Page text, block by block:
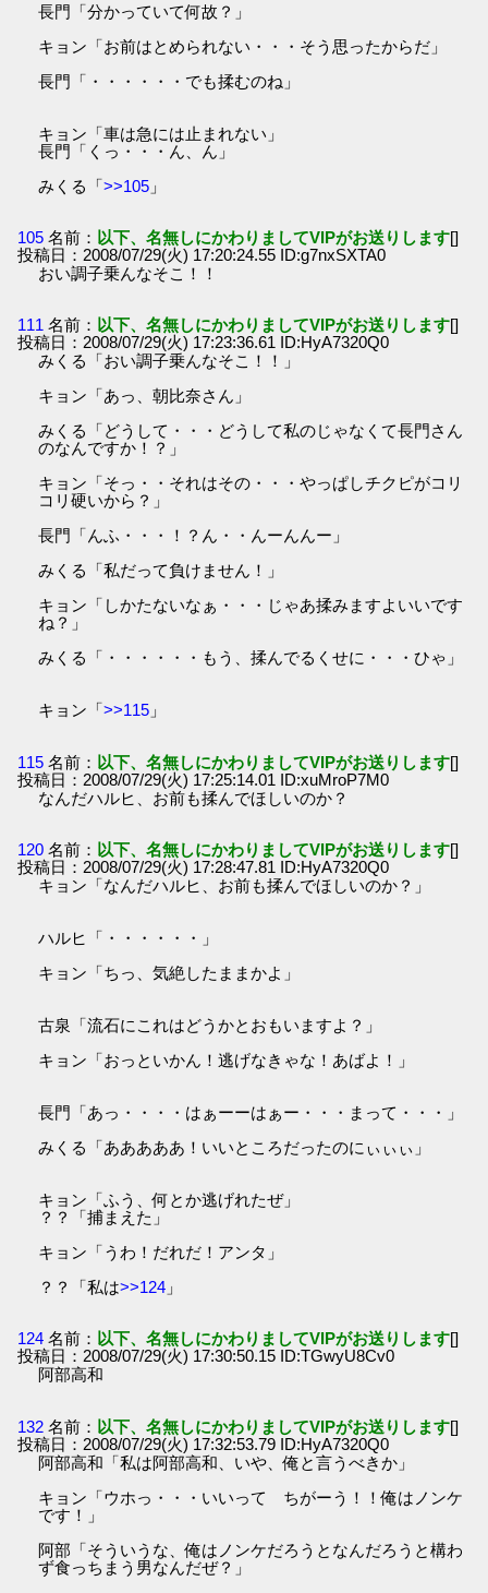
長門「分かっていて何故？」
キョン「お前はとめられない・・・そう思ったからだ」
長門「・・・・・・でも揉むのね」
キョン「車は急には止まれない」
長門「くっ・・・ん、ん」
みくる「>>105 」
105 名前： 以下、名無しにかわりましてVIPがお送りします[]
投稿日：2008/07/29(火) 17:20:24.55 ID:g7nxSXTA0
おい調子乗んなそこ！！
111 名前： 以下、名無しにかわりましてVIPがお送りします[]
投稿日：2008/07/29(火) 17:23:36.61 ID:HyA7320Q0
みくる「おい調子乗んなそこ！！」
キョン「あっ、朝比奈さん」
みくる「どうして・・・どうして私のじゃなくて長門さん
のなんですか！？」
キョン「そっ・・それはその・・・やっぱしチクピがコリ
コリ硬いから？」
長門「んふ・・・！？ん・・んーんんー」
みくる「私だって負けません！」
キョン「しかたないなぁ・・・じゃあ揉みますよいいです
ね？」
みくる「・・・・・・もう、揉んでるくせに・・・ひゃ」
キョン「>>115 」
115 名前： 以下、名無しにかわりましてVIPがお送りします[]
投稿日：2008/07/29(火) 17:25:14.01 ID:xuMroP7M0
なんだハルヒ、お前も揉んでほしいのか？
120 名前： 以下、名無しにかわりましてVIPがお送りします[]
投稿日：2008/07/29(火) 17:28:47.81 ID:HyA7320Q0
キョン「なんだハルヒ、お前も揉んでほしいのか？」
ハルヒ「・・・・・・」
キョン「ちっ、気絶したままかよ」
古泉「流石にこれはどうかとおもいますよ？」
キョン「おっといかん！逃げなきゃな！あばよ！」
長門「あっ・・・・はぁーーはぁー・・・まって・・・」
みくる「あああああ！いいところだったのにぃぃぃ」
キョン「ふう、何とか逃げれたぜ」
？？「捕まえた」
キョン「うわ！だれだ！アンタ」
？？「私は>>124 」
124 名前： 以下、名無しにかわりましてVIPがお送りします[]
投稿日：2008/07/29(火) 17:30:50.15 ID:TGwyU8Cv0
阿部高和
132 名前： 以下、名無しにかわりましてVIPがお送りします[]
投稿日：2008/07/29(火) 17:32:53.79 ID:HyA7320Q0
阿部高和「私は阿部高和、いや、俺と言うべきか」
キョン「ウホっ・・・いいって ちがーう！！俺はノンケ
です！」
阿部「そういうな、俺はノンケだろうとなんだろうと構わ
ず食っちまう男なんだぜ？」